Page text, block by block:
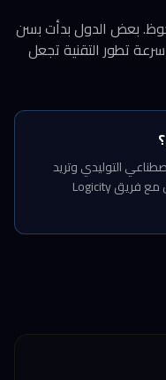
بعض الدول بدأت بسن
تطور التقنية تجعل
التوليدي وتريد
دمج آليات تحقق أو كشف تزييف، تواصل مع فريق Logicity